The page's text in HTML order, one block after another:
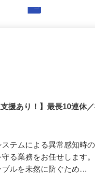
援あり！】最長10連休
ステムによる異常感知
守る業務をお任せします